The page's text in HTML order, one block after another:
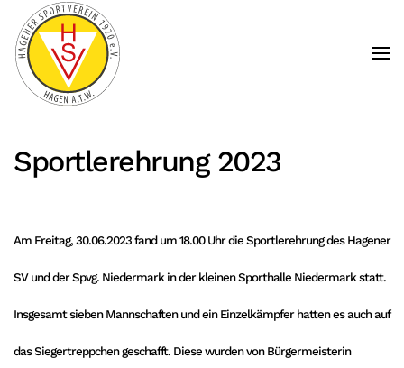
Zum Hauptinhalt springen
Sportlerehrung 2023
Am Freitag, 30.06.2023 fand um 18.00 Uhr die Sportlerehrung des Hagener
SV und der Spvg. Niedermark in der kleinen Sporthalle Niedermark statt.
Insgesamt sieben Mannschaften und ein Einzelkämpfer hatten es auch auf
das Siegertreppchen geschafft. Diese wurden von Bürgermeisterin